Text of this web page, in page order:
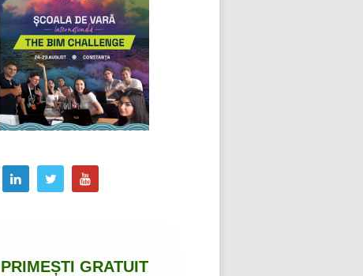
PRIMEȘTI GRATUIT